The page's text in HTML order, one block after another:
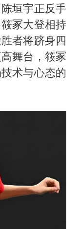
尾恒大文旅城
停航
育强国建设
垣宇正反手
冢大登相持
者将跻身四
舞台，筱冢
术与心态的